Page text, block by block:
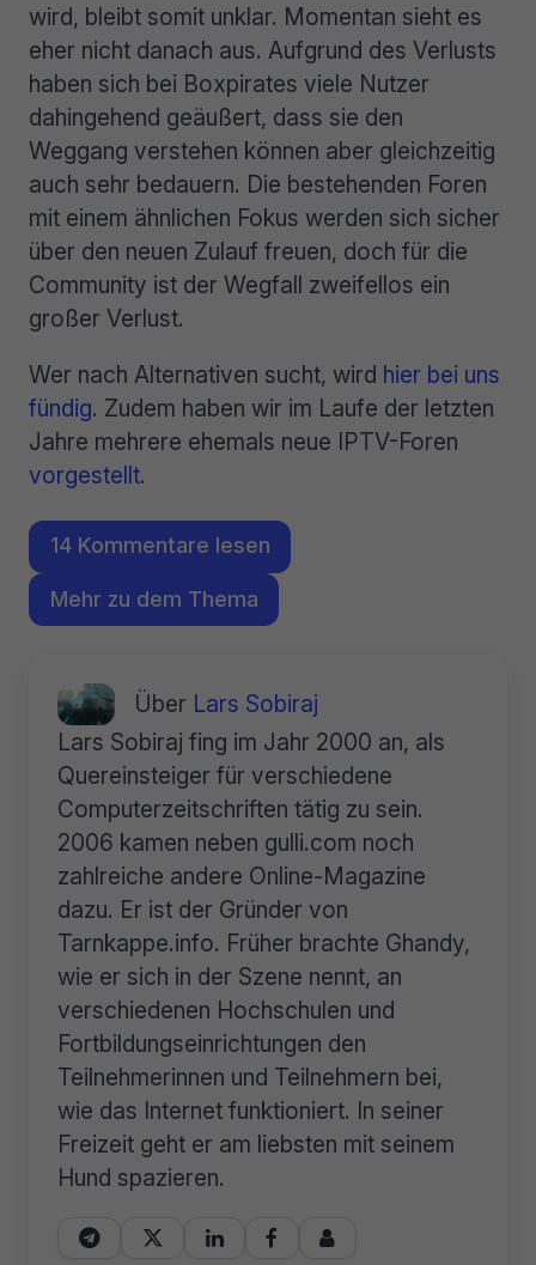
wird, bleibt somit unklar. Momentan sieht es
eher nicht danach aus. Aufgrund des Verlusts
haben sich bei Boxpirates viele Nutzer
dahingehend geäußert, dass sie den
Weggang verstehen können aber gleichzeitig
auch sehr bedauern. Die bestehenden Foren
mit einem ähnlichen Fokus werden sich sicher
über den neuen Zulauf freuen, doch für die
Community ist der Wegfall zweifellos ein
großer Verlust.
Wer nach Alternativen sucht, wird hier bei uns
fündig. Zudem haben wir im Laufe der letzten
Jahre mehrere ehemals neue IPTV-Foren
vorgestellt.
14 Kommentare lesen
Mehr zu dem Thema
Über Lars Sobiraj
Lars Sobiraj fing im Jahr 2000 an, als
Quereinsteiger für verschiedene
Computerzeitschriften tätig zu sein.
2006 kamen neben gulli.com noch
zahlreiche andere Online-Magazine
dazu. Er ist der Gründer von
Tarnkappe.info. Früher brachte Ghandy,
wie er sich in der Szene nennt, an
verschiedenen Hochschulen und
Fortbildungseinrichtungen den
Teilnehmerinnen und Teilnehmern bei,
wie das Internet funktioniert. In seiner
Freizeit geht er am liebsten mit seinem
Hund spazieren.
    